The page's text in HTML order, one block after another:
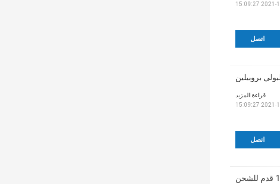
اتصل
2021-12-03
بروبيلين
اتصل
قراءة المزيد
2021-12-03